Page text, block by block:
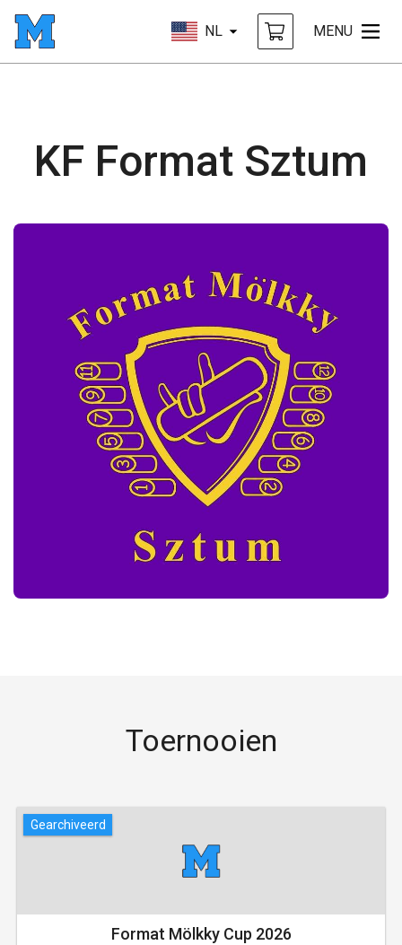
NL MENU
KF Format Sztum
Toernooien
Gearchiveerd
Format Mölkky Cup 2026